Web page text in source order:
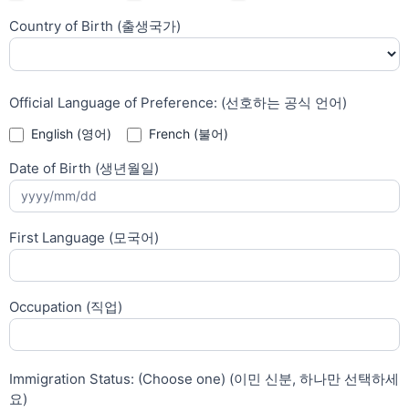
Country of Birth (출생국가)
Official Language of Preference: (선호하는 공식 언어)
English (영어) French (불어)
Date of Birth (생년월일)
First Language (모국어)
Occupation (직업)
Immigration Status: (Choose one) (이민 신분, 하나만 선택하세
요)